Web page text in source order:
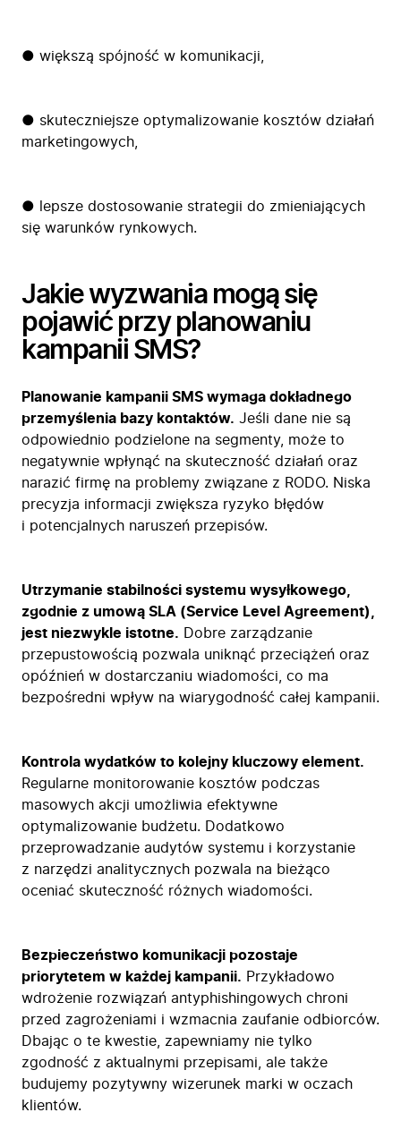
● większą spójność w komunikacji,
● skuteczniejsze optymalizowanie kosztów działań
marketingowych,
● lepsze dostosowanie strategii do zmieniających
się warunków rynkowych.
Jakie wyzwania mogą się
pojawić przy planowaniu
kampanii SMS?
Planowanie kampanii SMS wymaga dokładnego
przemyślenia bazy kontaktów. Jeśli dane nie są
odpowiednio podzielone na segmenty, może to
negatywnie wpłynąć na skuteczność działań oraz
narazić firmę na problemy związane z RODO. Niska
precyzja informacji zwiększa ryzyko błędów
i potencjalnych naruszeń przepisów.
Utrzymanie stabilności systemu wysyłkowego,
zgodnie z umową SLA (Service Level Agreement),
jest niezwykle istotne. Dobre zarządzanie
przepustowością pozwala uniknąć przeciążeń oraz
opóźnień w dostarczaniu wiadomości, co ma
bezpośredni wpływ na wiarygodność całej kampanii.
Kontrola wydatków to kolejny kluczowy element.
Regularne monitorowanie kosztów podczas
masowych akcji umożliwia efektywne
optymalizowanie budżetu. Dodatkowo
przeprowadzanie audytów systemu i korzystanie
z narzędzi analitycznych pozwala na bieżąco
oceniać skuteczność różnych wiadomości.
Bezpieczeństwo komunikacji pozostaje
priorytetem w każdej kampanii. Przykładowo
wdrożenie rozwiązań antyphishingowych chroni
przed zagrożeniami i wzmacnia zaufanie odbiorców.
Dbając o te kwestie, zapewniamy nie tylko
zgodność z aktualnymi przepisami, ale także
budujemy pozytywny wizerunek marki w oczach
klientów.